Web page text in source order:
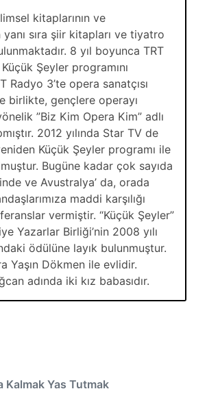
kitaplarının ve
sıra şiir kitapları ve tiyatro
8 yıl boyunca TRT
Şeyler programını
Radyo 3’te opera sanatçısı
birlikte, gençlere operayı
”Biz Kim Opera Kim” adlı
2012 yılında Star TV de
Küçük Şeyler programı ile
Bugüne kadar çok sayıda
ve Avustralya’ da, orada
maddi karşılığı
vermiştir. “Küçük Şeyler”
Yazarlar Birliği’nin 2008 yılı
ödülüne layık bulunmuştur.
Yaşın Dökmen ile evlidir.
adında iki kız babasıdır.
Kalmak Yas Tutmak